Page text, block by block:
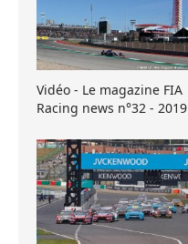
Vidéo - Le magazine FIA
Racing news n°32 - 2019